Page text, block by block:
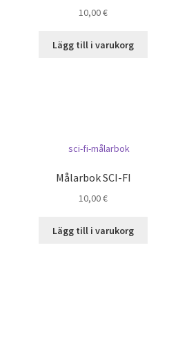
10,00€
Lägg till i varukorg
Målarbok SCI-FI
10,00€
Lägg till i varukorg